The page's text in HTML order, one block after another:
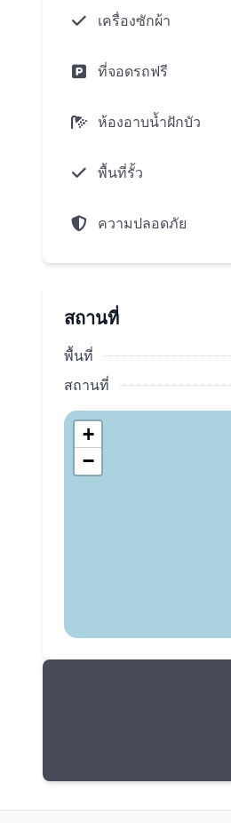
เครื่องซักผ้า
ที่จอดรถฟรี
ห้องอาบน้ำฝักบัว
พื้นที่รั้ว
ความปลอดภัย
สถานที่
พื้นที่
สถานที่
+
−